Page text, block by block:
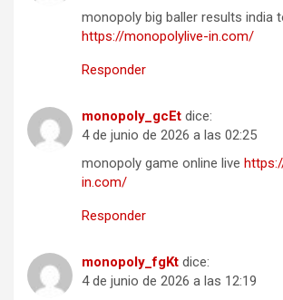
monopoly big baller results india
https://monopolylive-in.com/
Responder
monopoly_gcEt dice:
4 de junio de 2026 a las 02:25
monopoly game online live
in.com/
Responder
monopoly_fgKt dice:
4 de junio de 2026 a las 12:19